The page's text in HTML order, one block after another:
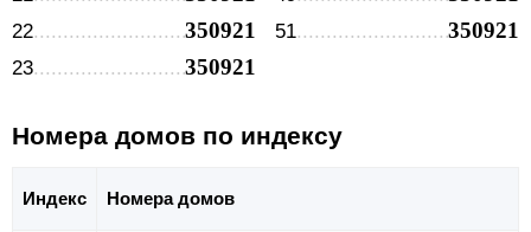
22 350921
23 350921
51 350921
Номера домов по индексу
Индекс Номера домов